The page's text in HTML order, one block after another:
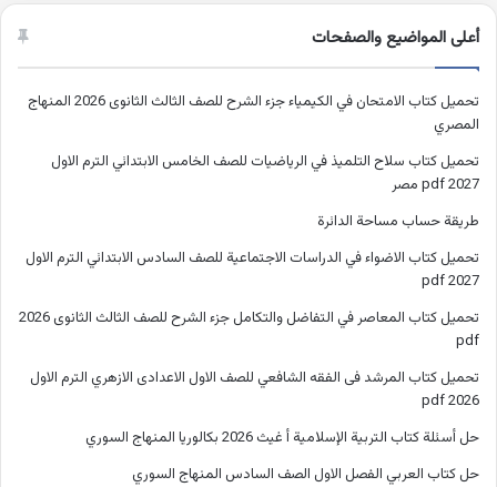
أعلى المواضيع والصفحات
تحميل كتاب الامتحان في الكيمياء جزء الشرح للصف الثالث الثانوى 2026 المنهاج
المصري
تحميل كتاب سلاح التلميذ في الرياضيات للصف الخامس الابتدائي الترم الاول
2027 pdf مصر
طريقة حساب مساحة الدائرة
تحميل كتاب الاضواء في الدراسات الاجتماعية للصف السادس الابتدائي الترم الاول
2027 pdf
تحميل كتاب المعاصر في التفاضل والتكامل جزء الشرح للصف الثالث الثانوى 2026
pdf
تحميل كتاب المرشد فى الفقه الشافعي للصف الاول الاعدادى الازهري الترم الاول
2026 pdf
حل أسئلة كتاب التربية الإسلامية أ غيث 2026 بكالوريا المنهاج السوري
حل كتاب العربي الفصل الاول الصف السادس المنهاج السوري